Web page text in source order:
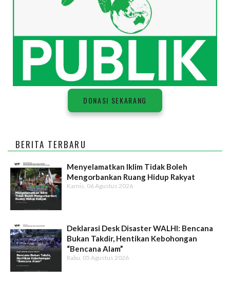
DONASI SEKARANG
BERITA TERBARU
Menyelamatkan Iklim Tidak Boleh
Mengorbankan Ruang Hidup Rakyat
Kamis, 06 Agustus 2026
Deklarasi Desk Disaster WALHI: Bencana
Bukan Takdir, Hentikan Kebohongan
“Bencana Alam”
Rabu, 05 Agustus 2026